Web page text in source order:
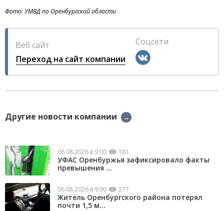
Фото: УМВД по Оренбургской области
Веб сайт
Переход на сайт компании
Соцсети
Другие новости компании →
06.08.2026 в 9:00 181
УФАС Оренбуржья зафиксировало факты
превышения ...
06.08.2026 в 9:00 277
Житель Оренбургского района потерял
почти 1,5 м...